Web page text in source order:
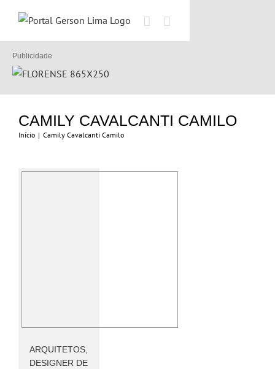
o
conteúdo
Publicidade
CAMILY CAVALCANTI CAMILO
Início | Camily Cavalcanti Camilo
ARQUITETOS
DESIGNER DE